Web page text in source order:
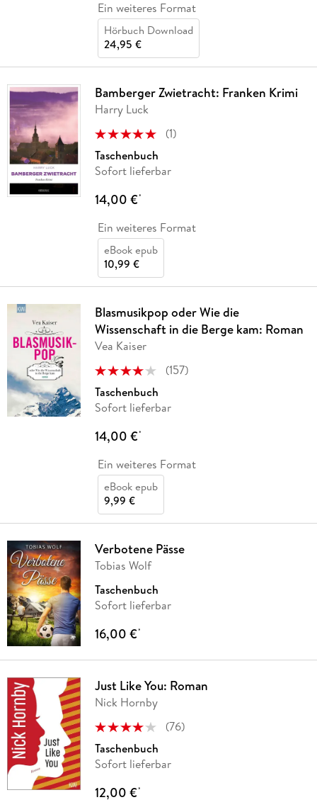
Ein weiteres Format
Hörbuch Download
24,95 €
Bamberger Zwietracht: Franken Krimi
Harry Luck
(1)
Taschenbuch
Sofort lieferbar
14,00 €*
Ein weiteres Format
eBook epub
10,99 €
Blasmusikpop oder Wie die
Wissenschaft in die Berge kam: Roman
Vea Kaiser
(157)
Taschenbuch
Sofort lieferbar
14,00 €*
Ein weiteres Format
eBook epub
9,99 €
Verbotene Pässe
Tobias Wolf
Taschenbuch
Sofort lieferbar
16,00 €*
Just Like You: Roman
Nick Hornby
(76)
Taschenbuch
Sofort lieferbar
12,00 €*